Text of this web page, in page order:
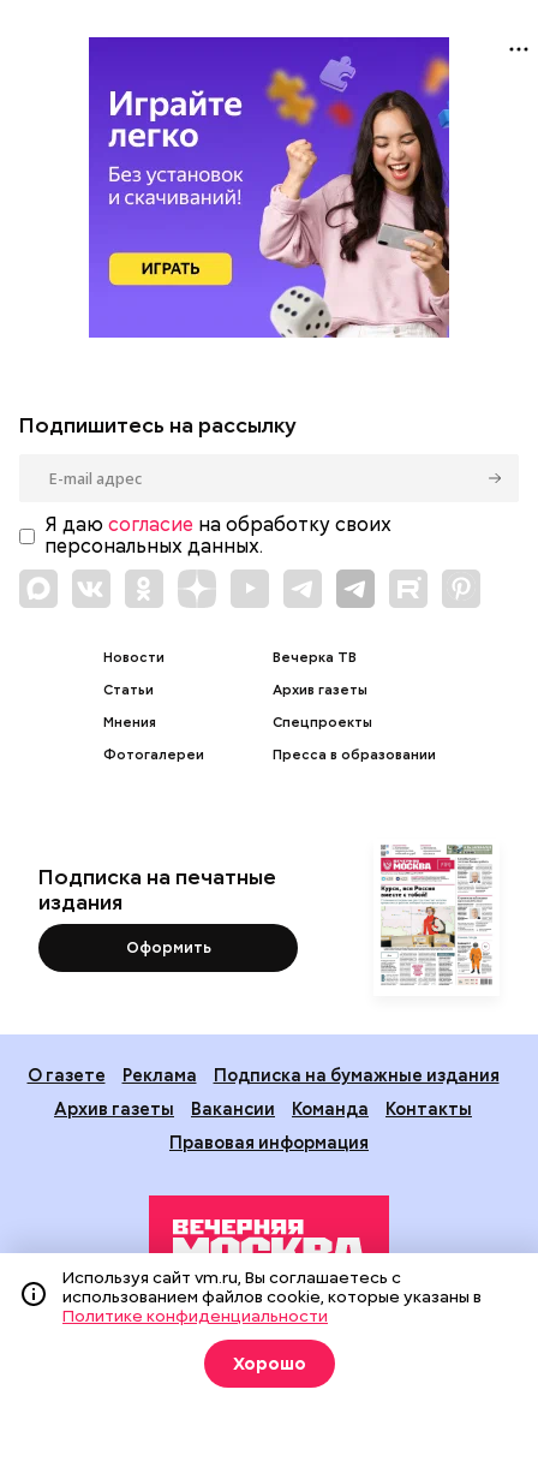
Подпишитесь на рассылку
Я даю согласие на обработку своих
персональных данных.
Новости
Статьи
Мнения
Фотогалереи
Вечерка ТВ
Архив газеты
Спецпроекты
Пресса в образовании
Подписка на печатные
издания
Оформить
О газете Реклама
Подписка на бумажные издания
Архив газеты
Вакансии Команда
Контакты
Правовая информация
Издание создано при финансовой поддержке Департамента
средств массовой информации и рекламы города Москвы.
На сайте применяются рекомендательные технологии
(информационные технологии предоставления информации
Используя сайт vm.ru, Вы соглашаетесь с
использованием файлов cookie, которые указаны в
Политике конфиденциальности
Хорошо